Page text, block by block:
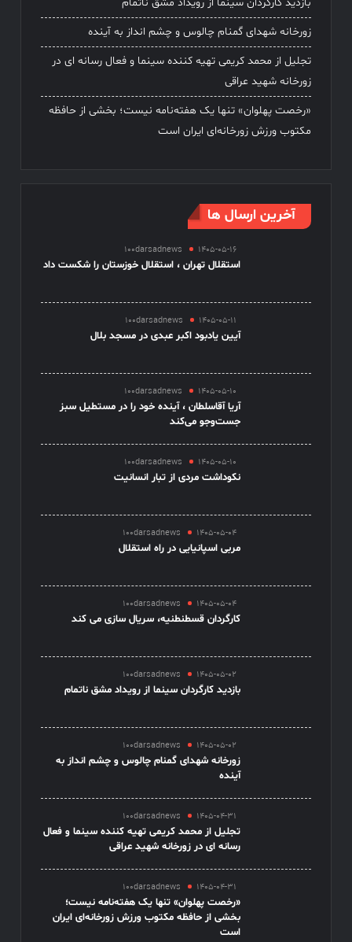
زورخانه شهدای گمنام چالوس و چشم انداز به آینده
تجلیل از محمد کریمی تهیه کننده سینما و فعال رسانه ای در
زورخانه شهید عراقی
«رخصت پهلوان» تنها یک هفته‌نامه نیست؛ بخشی از حافظه
مکتوب ورزش زورخانه‌ای ایران است
آخرین ارسال ها
100darsadnews 1405-05-16
استقلال تهران ، استقلال خوزستان را شکست داد
100darsadnews 1405-05-11
آیین یادبود اکبر عبدی در مسجد بلال
100darsadnews 1405-05-10
آریا آقاسلطان ، آینده خود را در مستطیل سبز
جست‌وجو می‌کند
100darsadnews 1405-05-10
نکوداشت مردی از تبار انسانیت
100darsadnews 1405-05-04
مربی اسپانیایی در راه استقلال
100darsadnews 1405-05-04
کارگردان قسطنطنیه، سریال سازی می کند
100darsadnews 1405-05-02
بازدید کارگردان سینما از رویداد مشق ناتمام
100darsadnews 1405-05-02
زورخانه شهدای گمنام چالوس و چشم انداز به
آینده
100darsadnews 1405-04-31
تجلیل از محمد کریمی تهیه کننده سینما و فعال
رسانه ای در زورخانه شهید عراقی
100darsadnews 1405-04-31
«رخصت پهلوان» تنها یک هفته‌نامه نیست؛
بخشی از حافظه مکتوب ورزش زورخانه‌ای ایران
است